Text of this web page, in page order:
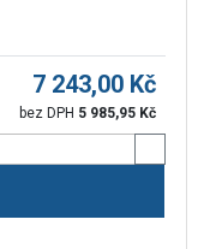
7 243,00 Kč
bez DPH 5 985,95 Kč